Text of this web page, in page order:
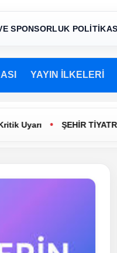
SPONSORLUK
YAYIN İLKELERİ
• ŞEHİR